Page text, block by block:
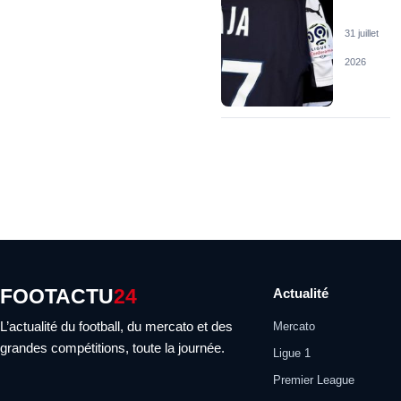
31 juillet
2026
FOOTACTU24
L’actualité du football, du mercato et des
grandes compétitions, toute la journée.
Actualité
Mercato
Ligue 1
Premier League